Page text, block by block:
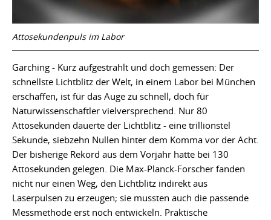
Attosekundenpuls im Labor
Garching - Kurz aufgestrahlt und doch gemessen: Der
schnellste Lichtblitz der Welt, in einem Labor bei München
erschaffen, ist für das Auge zu schnell, doch für
Naturwissenschaftler vielversprechend. Nur 80
Attosekunden dauerte der Lichtblitz - eine trillionstel
Sekunde, siebzehn Nullen hinter dem Komma vor der Acht.
Der bisherige Rekord aus dem Vorjahr hatte bei 130
Attosekunden gelegen. Die Max-Planck-Forscher fanden
nicht nur einen Weg, den Lichtblitz indirekt aus
Laserpulsen zu erzeugen; sie mussten auch die passende
Messmethode erst noch entwickeln. Praktische